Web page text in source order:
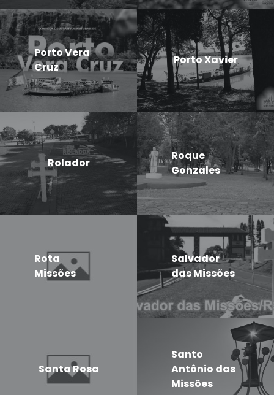
Porto Vera
Cruz
Porto Xavier
Rolador
Roque
Gonzales
Rota
Missões
Salvador
das Missões
Santa Rosa
Santo
Antônio das
Missões